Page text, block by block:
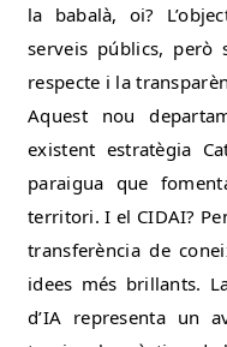
la babalà, oi?
serveis públics,
respecte i la
Aquest nou
existent estratègia
paraigua que
territori. I el CIDAI?
transferència de
idees més brillants.
d’IA representa un